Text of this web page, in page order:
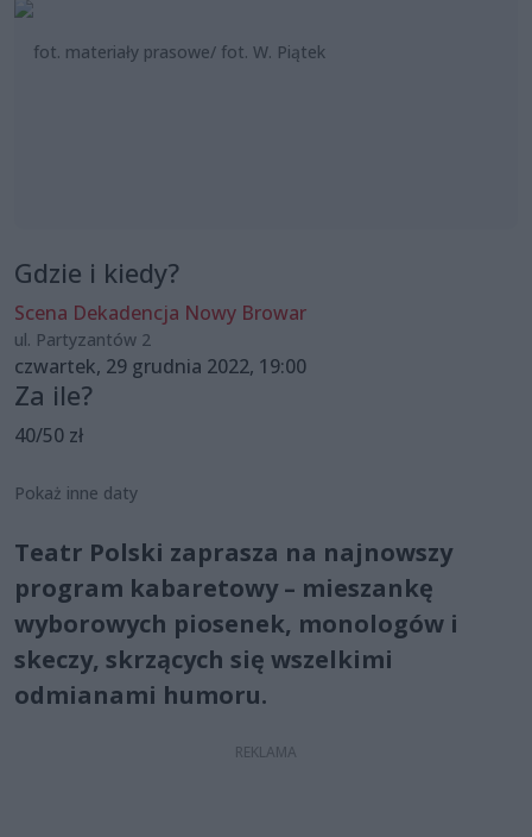
fot. materiały prasowe/ fot. W. Piątek
Gdzie i kiedy?
Scena Dekadencja Nowy Browar
ul. Partyzantów 2
czwartek, 29 grudnia 2022, 19:00
Za ile?
40/50 zł
Pokaż inne daty
Teatr Polski zaprasza na najnowszy
program kabaretowy – mieszankę
wyborowych piosenek, monologów i
skeczy, skrzących się wszelkimi
odmianami humoru.